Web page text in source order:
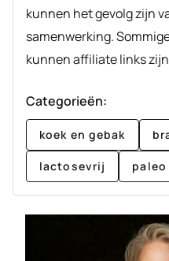
kunnen het gevolg zijn
samenwerking.
kunnen affiliate links
Categorieën:
koek en gebak
lactosevrij paleo